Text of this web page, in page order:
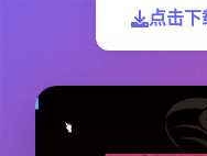
点击下